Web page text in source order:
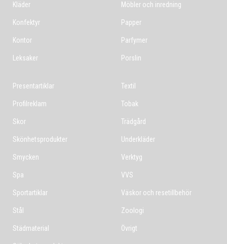
Kläder
Konfektyr
Kontor
Leksaker
Möbler och inredning
Papper
Parfymer
Porslin
Presentartiklar
Profilreklam
Skor
Skönhetsprodukter
Smycken
Spa
Sportartiklar
Stål
Städmaterial
Textil
Tobak
Trädgård
Underkläder
Verktyg
VVS
Väskor och resetillbehör
Zoologi
Övrigt